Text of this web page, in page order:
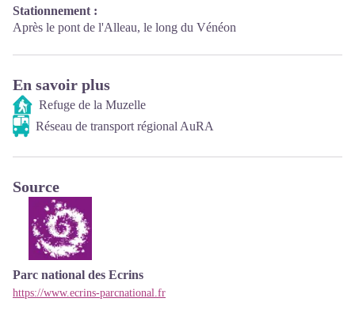
Stationnement :
Après le pont de l'Alleau, le long du Vénéon
En savoir plus
Refuge de la Muzelle
Réseau de transport régional AuRA
Source
Parc national des Ecrins
https://www.ecrins-parcnational.fr